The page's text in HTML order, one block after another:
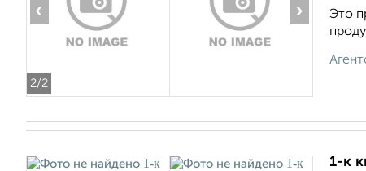
2/2
‹ ›
Это
1-к